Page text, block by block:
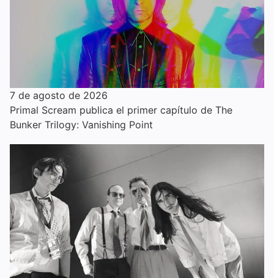
7 de agosto de 2026
Primal Scream publica el primer capítulo de The
Bunker Trilogy: Vanishing Point